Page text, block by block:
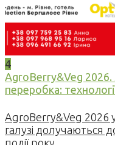
4
AgroBerry&Veg 2026.
переробка:
AgroBerry&Veg 2026 у
галузі долучаються
події року